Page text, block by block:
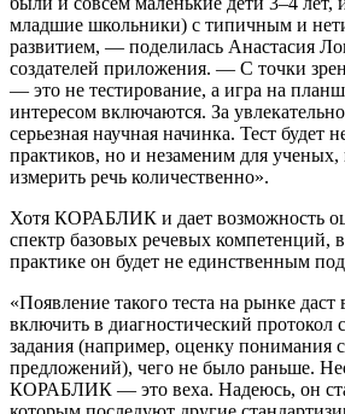
младшие школьники) с типичным и
развитием, — поделилась Анастасия
создателей приложения. — С точки
— это не тестирование, а игра на
интересом включаются. За
серьезная научная начинка. Тест будет
практиков, но и незаменим для ученых,
измерить речь количественно».
Хотя КОРАБЛИК и дает возможность
спектр базовых речевых компетенций,
практике он будет не единственным
«Появление такого теста на рынке даст
включить в диагностический протокол
задания (например, оценку понимания
предложений), чего не было раньше.
КОРАБЛИК — это веха. Надеюсь, он